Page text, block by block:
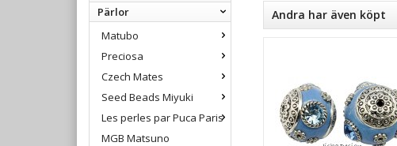
Pärlor
Matubo
Preciosa
Czech Mates
Seed Beads Miyuki
Les perles par Puca Paris
MGB Matsuno
Andra har även köpt